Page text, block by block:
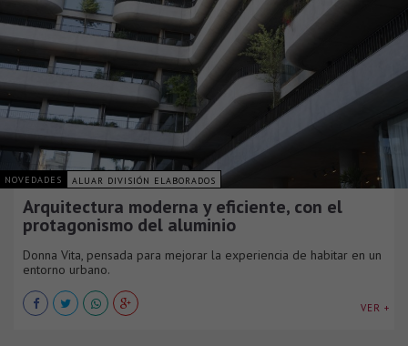
NOVEDADES ALUAR DIVISIÓN ELABORADOS
Arquitectura moderna y eficiente, con el
protagonismo del aluminio
Donna Vita, pensada para mejorar la experiencia de habitar en un
entorno urbano.
VER +